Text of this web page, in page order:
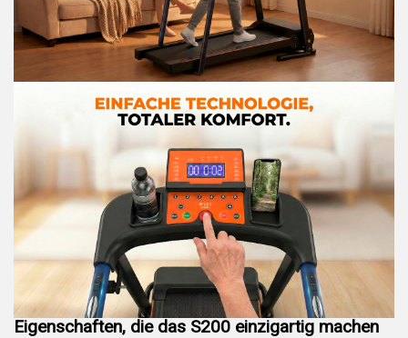
Eigenschaften, die das S200 einzigartig machen